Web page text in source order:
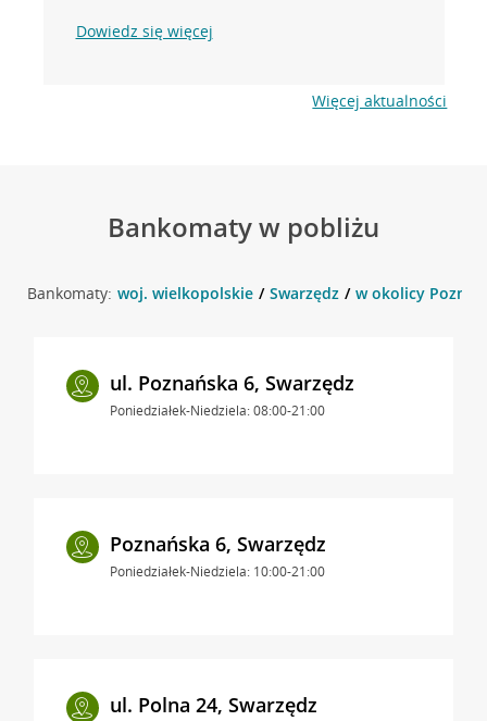
Dowiedz się więcej
Więcej aktualności
Bankomaty w pobliżu
Bankomaty: woj. wielkopolskie Swarzędz w okolicy
ul. Poznańska 6, Swarzędz
Poniedziałek-Niedziela: 08:00-21:00
Poznańska 6, Swarzędz
Poniedziałek-Niedziela: 10:00-21:00
ul. Polna 24, Swarzędz